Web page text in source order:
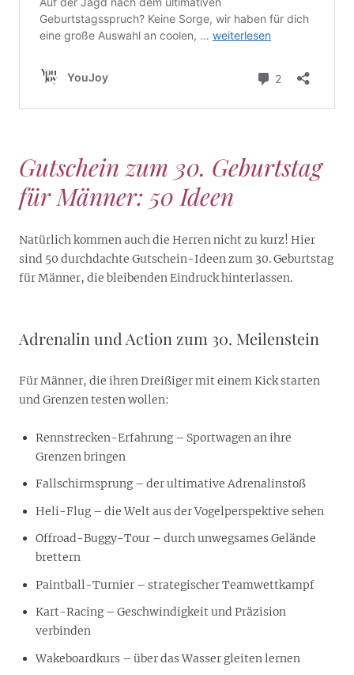
Gutschein zum 30. Geburtstag
für Männer: 50 Ideen
Natürlich kommen auch die Herren nicht zu kurz! Hier
sind 50 durchdachte Gutschein-Ideen zum 30. Geburtstag
für Männer, die bleibenden Eindruck hinterlassen.
Adrenalin und Action zum 30. Meilenstein
Für Männer, die ihren Dreißiger mit einem Kick starten
und Grenzen testen wollen:
Rennstrecken-Erfahrung – Sportwagen an ihre
Grenzen bringen
Fallschirmsprung – der ultimative Adrenalinstoß
Heli-Flug – die Welt aus der Vogelperspektive sehen
Offroad-Buggy-Tour – durch unwegsames Gelände
brettern
Paintball-Turnier – strategischer Teamwettkampf
Kart-Racing – Geschwindigkeit und Präzision
verbinden
Wakeboardkurs – über das Wasser gleiten lernen